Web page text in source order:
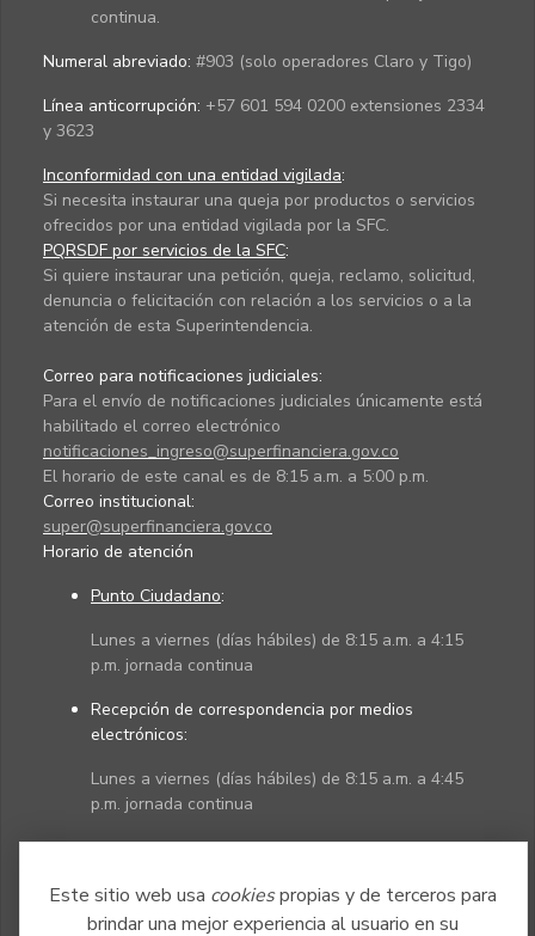
Este sitio web usa cookiespropias y de terceros para
brindar una mejor experiencia al usuario en su
continua.
Numeral abreviado: #903 (solo operadores Claro y Tigo)
Línea anticorrupción: +57 601 594 0200 extensiones 2334
y 3623
Inconformidad con una entidad vigilada:
Si necesita instaurar una queja por productos o servicios
ofrecidos por una entidad vigilada por la SFC.
PQRSDF por servicios de la SFC:
Si quiere instaurar una petición, queja, reclamo, solicitud,
denuncia o felicitación con relación a los servicios o a la
atención de esta Superintendencia.
Correo para notificaciones judiciales:
Para el envío de notificaciones judiciales únicamente está
habilitado el correo electrónico
notificaciones_ingreso@superfinanciera.gov.co
El horario de este canal es de 8:15 a.m. a 5:00 p.m.
Correo institucional:
super@superfinanciera.gov.co
Horario de atención
Punto Ciudadano:
Lunes a viernes (días hábiles) de 8:15 a.m. a 4:15
p.m. jornada continua
Recepción de correspondencia por medios
electrónicos:
Lunes a viernes (días hábiles) de 8:15 a.m. a 4:45
p.m. jornada continua